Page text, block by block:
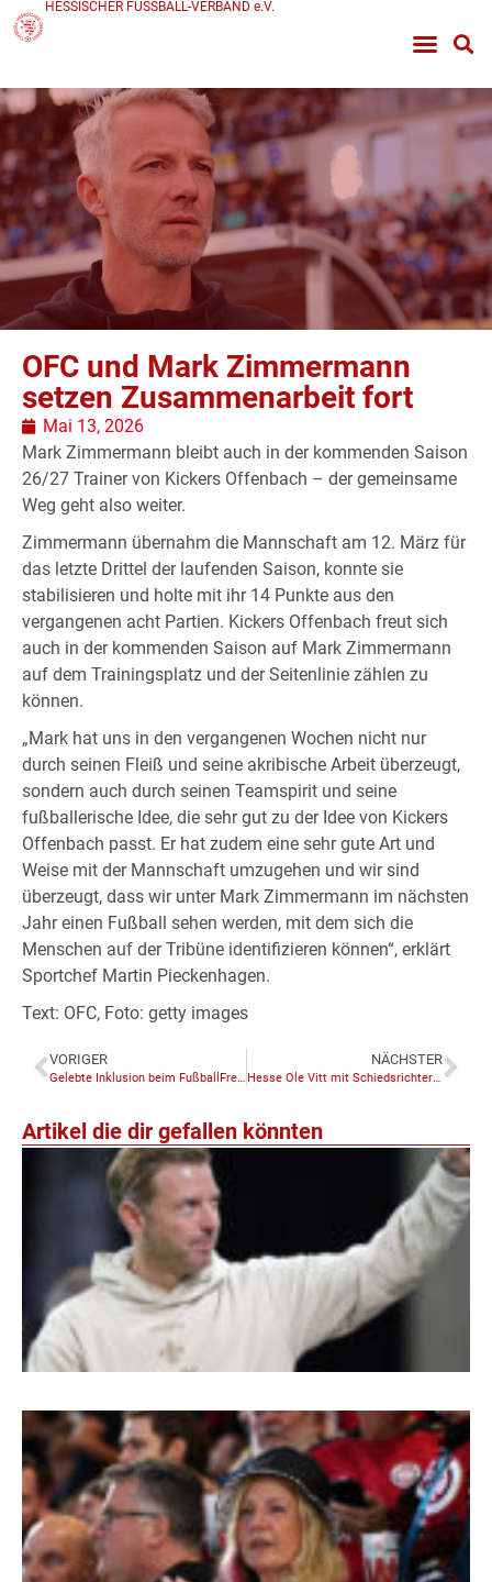
HESSISCHER FUSSBALL-VERBAND e.V.
OFC und Mark Zimmermann
setzen Zusammenarbeit fort
Mai 13, 2026
Mark Zimmermann bleibt auch in der kommenden Saison
26/27 Trainer von Kickers Offenbach – der gemeinsame
Weg geht also weiter.
Zimmermann übernahm die Mannschaft am 12. März für
das letzte Drittel der laufenden Saison, konnte sie
stabilisieren und holte mit ihr 14 Punkte aus den
vergangenen acht Partien. Kickers Offenbach freut sich
auch in der kommenden Saison auf Mark Zimmermann
auf dem Trainingsplatz und der Seitenlinie zählen zu
können.
„Mark hat uns in den vergangenen Wochen nicht nur
durch seinen Fleiß und seine akribische Arbeit überzeugt,
sondern auch durch seinen Teamspirit und seine
fußballerische Idee, die sehr gut zu der Idee von Kickers
Offenbach passt. Er hat zudem eine sehr gute Art und
Weise mit der Mannschaft umzugehen und wir sind
überzeugt, dass wir unter Mark Zimmermann im nächsten
Jahr einen Fußball sehen werden, mit dem sich die
Menschen auf der Tribüne identifizieren können“, erklärt
Sportchef Martin Pieckenhagen.
Text: OFC, Foto: getty images
VORIGER
Gelebte Inklusion beim FußballFreunde-Cup der DFB-Stiftung Sepp Herberger
NÄCHSTER
Hesse Ole Vitt mit Schiedsrichterpreis ausgezeichnet
Artikel die dir gefallen könnten